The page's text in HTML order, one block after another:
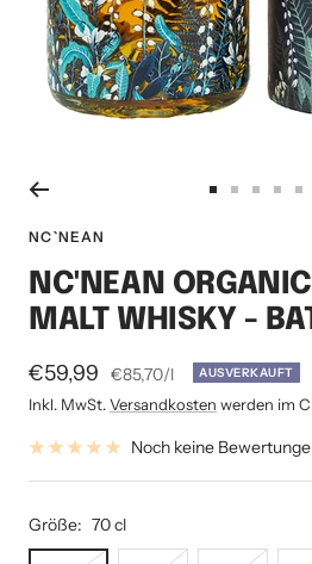
gehengehengehen
gehen
NC`NEAN
NC'NEAN
MALT WHISKY -
Angebotspreis
€59,99 €85,70/l AUSVERKAUFT
Inkl. MwSt.Versandkosten werden im
Noch keine
Größe: 70 cl